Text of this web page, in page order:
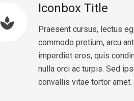
spa
Iconbox Title
Praesent cursus, lectus
commodo pretium, arcu
imperdiet eros, quis
nulla orci ac turpis. Sed
convallis vitae tortor amet.